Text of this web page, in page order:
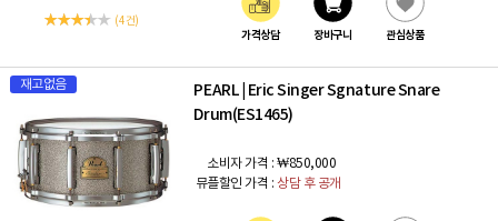
(4 건)
가격상담 장바구니 관심상품
재고없음 PEARL Eric Singer Sgnature Snare
Drum(ES1465)
소비자 가격 : ₩850,000
뮤플할인 가격 : 상담 후 공개